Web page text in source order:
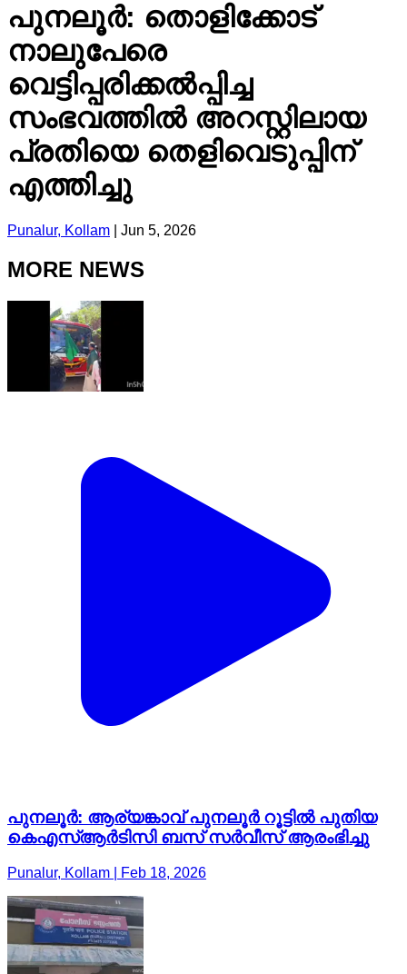
പുനലൂർ: തൊളിക്കോട്
നാലുപേരെ
വെട്ടിപ്പരിക്കൽപ്പിച്ച
സംഭവത്തിൽ അറസ്റ്റിലായ
പ്രതിയെ തെളിവെടുപ്പിന്
എത്തിച്ചു
Punalur, Kollam Jun 5, 2026
MORE NEWS
പുനലൂർ: ആര്യങ്കാവ് പുനലൂർ റൂട്ടിൽ പുതിയ
കെഎസ്ആർടിസി ബസ് സർവീസ് ആരംഭിച്ചു
Punalur, Kollam | Feb 18, 2026